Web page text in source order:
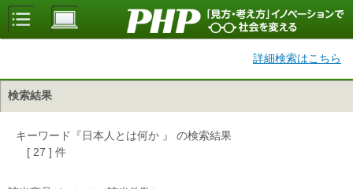
詳細検索はこちら
検索結果
キーワード『日本人とは何か 』 の検索結果
[ 27 ] 件